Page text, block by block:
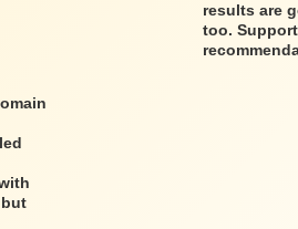
results are
too.